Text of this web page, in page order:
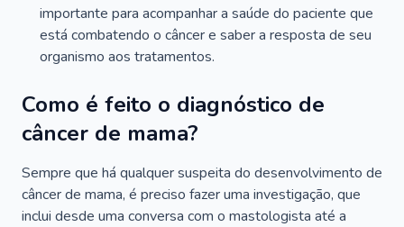
importante para acompanhar a saúde do paciente que
está combatendo o câncer e saber a resposta de seu
organismo aos tratamentos.
Como é feito o diagnóstico de
câncer de mama?
Sempre que há qualquer suspeita do desenvolvimento de
câncer de mama, é preciso fazer uma investigação, que
inclui desde uma conversa com o mastologista até a